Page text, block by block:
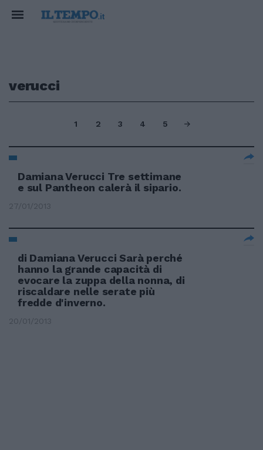
verucci
1 2 3 4 5
Damiana Verucci Tre settimane
e sul Pantheon calerà il sipario.
27/01/2013
di Damiana Verucci Sarà perché
hanno la grande capacità di
evocare la zuppa della nonna, di
riscaldare nelle serate più
fredde d'inverno.
20/01/2013